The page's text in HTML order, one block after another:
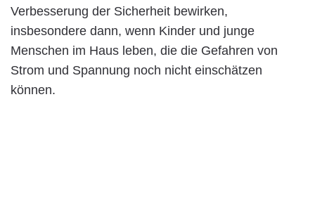
Verbesserung der Sicherheit bewirken,
insbesondere dann, wenn Kinder und junge
Menschen im Haus leben, die die Gefahren von
Strom und Spannung noch nicht einschätzen
können.